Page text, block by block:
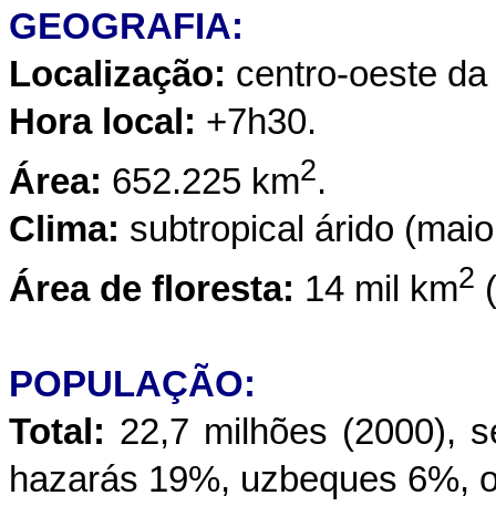
GEOGRAFIA:
Localização: centro-oeste
Hora local: +7h30.
Área: 652.225 km2.
Clima: subtropical árido
Área de floresta: 14 mil km2
POPULAÇÃO:
Total: 22,7 milhões (2000),
hazarás 19%, uzbeques 6%,